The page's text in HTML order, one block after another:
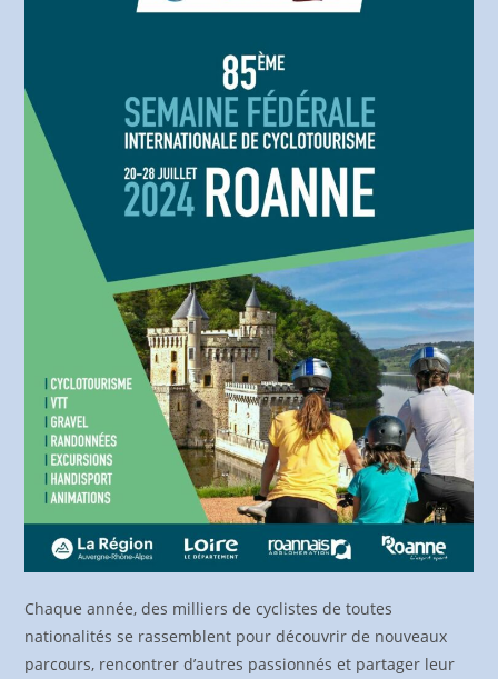
Chaque année, des milliers de cyclistes de toutes
nationalités se rassemblent pour découvrir de nouveaux
parcours, rencontrer d’autres passionnés et partager leur